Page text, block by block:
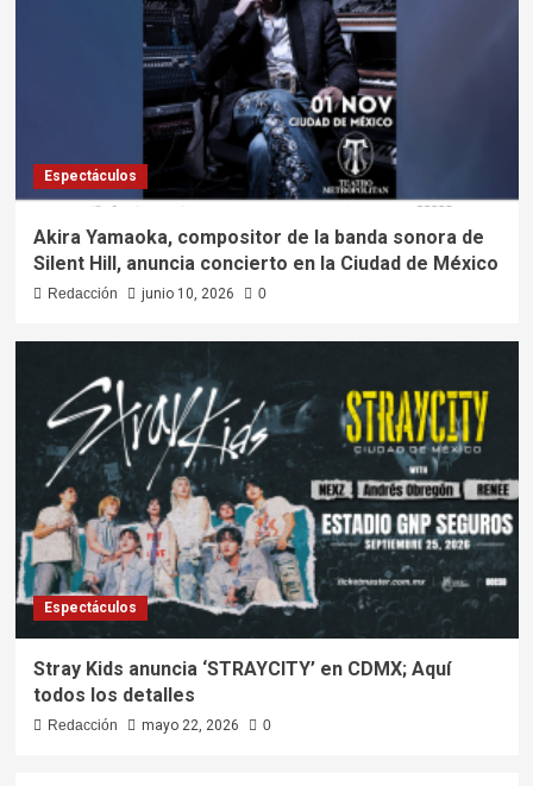
Espectáculos
Akira Yamaoka, compositor de la banda sonora de
Silent Hill, anuncia concierto en la Ciudad de México
Redacción junio 10, 2026 0
Espectáculos
Stray Kids anuncia ‘STRAYCITY’ en CDMX; Aquí
todos los detalles
Redacción mayo 22, 2026 0